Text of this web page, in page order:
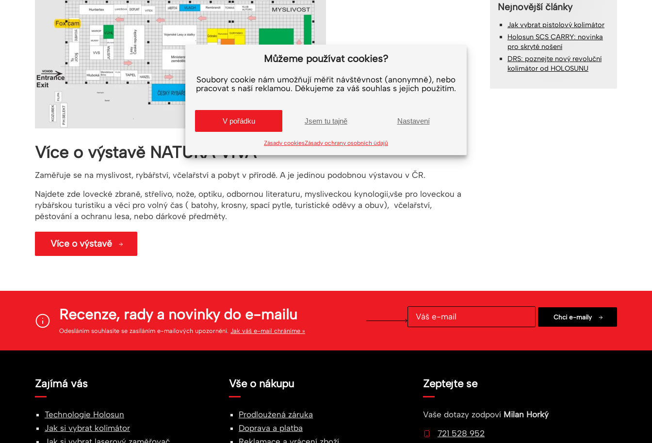
Můžeme používat cookies?
Soubory cookie nám umožňují měřit návštěvnost (anonymně), nebo
pracovat s naší reklamou. Děkujeme za váš souhlas s jejich použitím.
V pořádku Jsem tu tajně Nastavení
Zásady cookiesZásady ochrany osobních údajů
Více o výstavě NATURA VIVA
Zaměřuje se na myslivost, rybářství, včelařství a pobyt v přírodě. A je jedinou podobnou výstavou v ČR.
Najdete zde lovecké zbraně, střelivo, nože, optiku, odbornou literaturu, mysliveckou kynologii,vše pro loveckou a
rybářskou turistiku a věci pro volný čas ( batohy, krosny, spací pytle, turistické oděvy a obuv), včelařství,
pěstování a ochranu lesa, nebo dárkové předměty.
Více o výstavě
Nejnovější články
Jak vybrat pistolový kolimátor
Holosun SCS CARRY: novinka
pro skryté nošení
DRS: poznejte nový revoluční
kolimátor od HOLOSUNU
Recenze, rady a novinky do e-mailu
Odesláním souhlasíte se zasíláním e-mailových upozornění. Jak váš e-mail chráníme »
Zajímá vás
Technologie Holosun
Jak si vybrat kolimátor
Vše o nákupu
Prodloužená záruka
Doprava a platba
Zeptejte se
Vaše dotazy zodpoví Milan Horký
721 528 952